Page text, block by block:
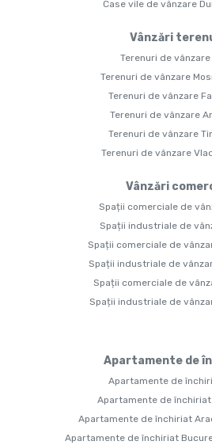
Case vile de vânzare
Vânzări
Terenuri de
Terenuri de vânzare
Terenuri de vânzare
Terenuri de vânzare
Terenuri de vânzare
Terenuri de vânzare
Vânzări
Spații comerciale de
Spații industriale de
Spații comerciale de
Spații industriale de
Spații comerciale de
Spații industriale de
Apartamente de
Apartamente de
Apartamente de
Apartamente de închiriat
Apartamente de închiriat